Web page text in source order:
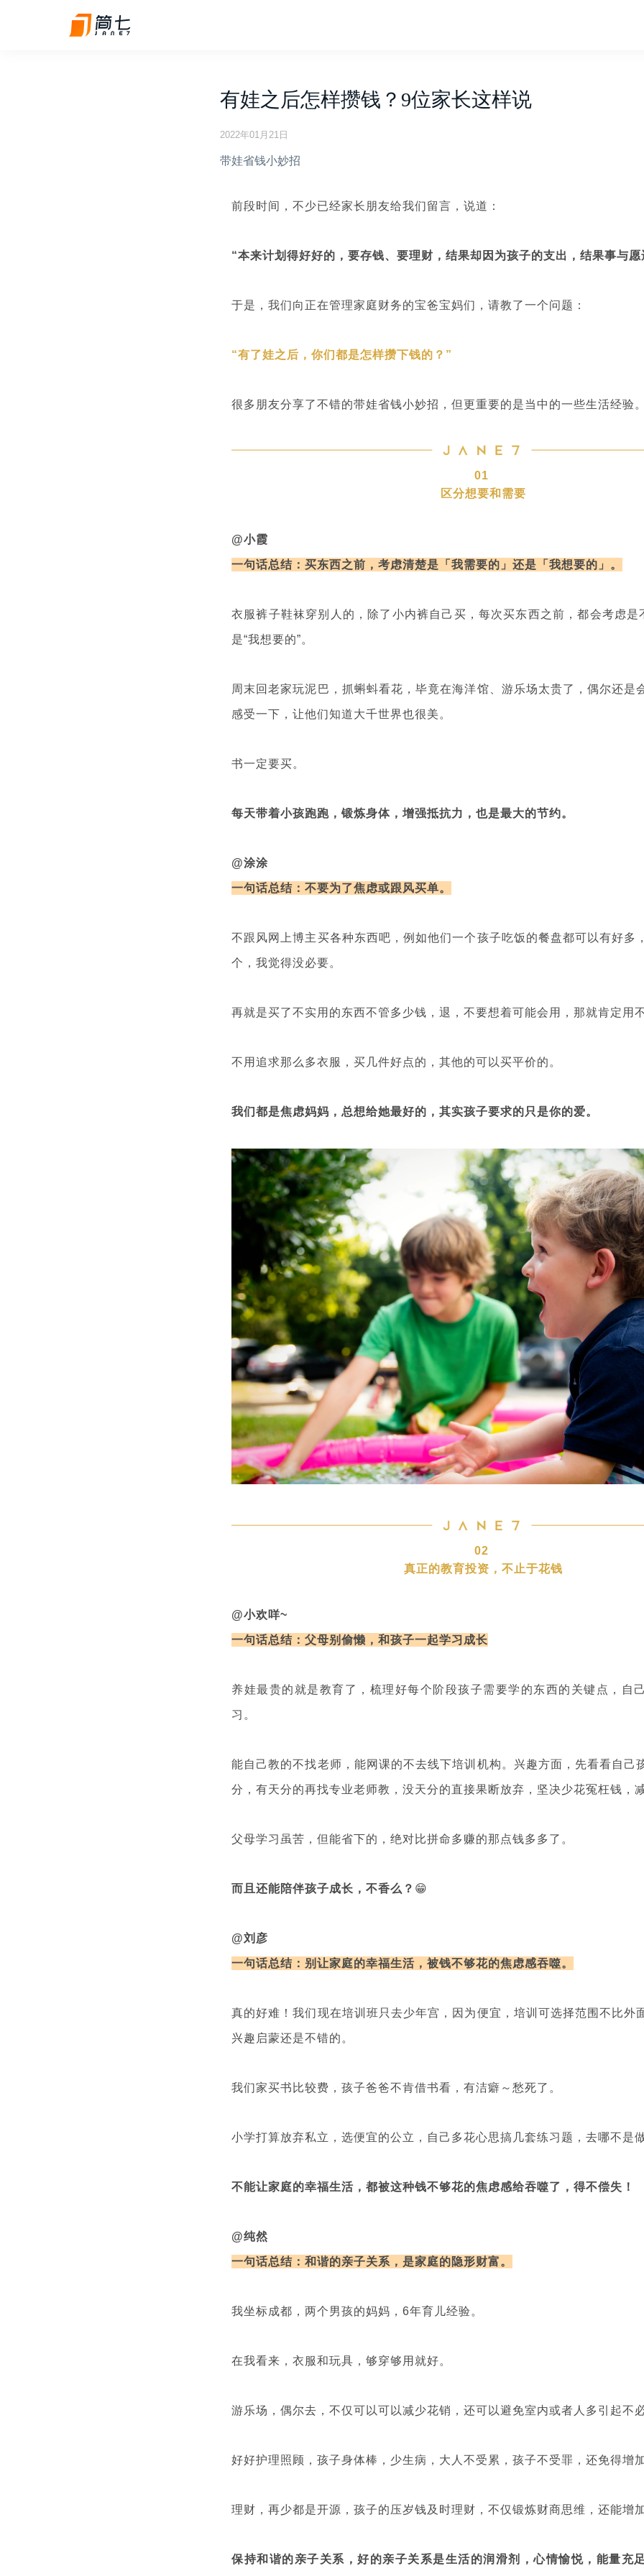
有娃之后怎样攒钱？9位家长这样说
2022年01月21日
带娃省钱小妙招
前段时间，不少已经家长朋友给我们留言，说道：
“本来计划得好好的，要存钱、要理财，结果却因为孩子的支出，结果事与愿
于是，我们向正在管理家庭财务的宝爸宝妈们，请教了一个问题：
“有了娃之后，你们都是怎样攒下钱的？”
很多朋友分享了不错的带娃省钱小妙招，但更重要的是当中的一些生活经验
01
区分想要和需要
@小霞
一句话总结：买东西之前，考虑清楚是「我需要的」还是「我想要的」。
衣服裤子鞋袜穿别人的，除了小内裤自己买，每次买东西之前，都会考虑是
是“我想要的”。
周末回老家玩泥巴，抓蝌蚪看花，毕竟在海洋馆、游乐场太贵了，偶尔还是
感受一下，让他们知道大千世界也很美。
书一定要买。
每天带着小孩跑跑，锻炼身体，增强抵抗力，也是最大的节约。
@涂涂
一句话总结：不要为了焦虑或跟风买单。
不跟风网上博主买各种东西吧，例如他们一个孩子吃饭的餐盘都可以有好多
个，我觉得没必要。
再就是买了不实用的东西不管多少钱，退，不要想着可能会用，那就肯定用
不用追求那么多衣服，买几件好点的，其他的可以买平价的。
我们都是焦虑妈妈，总想给她最好的，其实孩子要求的只是你的爱。
02
真正的教育投资，不止于花钱
@小欢咩~
一句话总结：父母别偷懒，和孩子一起学习成长
养娃最贵的就是教育了，梳理好每个阶段孩子需要学的东西的关键点，自
习。
能自己教的不找老师，能网课的不去线下培训机构。兴趣方面，先看看自己
分，有天分的再找专业老师教，没天分的直接果断放弃，坚决少花冤枉钱，
父母学习虽苦，但能省下的，绝对比拼命多赚的那点钱多多了。
而且还能陪伴孩子成长，不香么？ 😁
@刘彦
一句话总结：别让家庭的幸福生活，被钱不够花的焦虑感吞噬。
真的好难！我们现在培训班只去少年宫，因为便宜，培训可选择范围不比外
兴趣启蒙还是不错的。
我们家买书比较费，孩子爸爸不肯借书看，有洁癖～愁死了。
小学打算放弃私立，选便宜的公立，自己多花心思搞几套练习题，去哪不是
不能让家庭的幸福生活，都被这种钱不够花的焦虑感给吞噬了，得不偿失！
@纯然
一句话总结：和谐的亲子关系，是家庭的隐形财富。
我坐标成都，两个男孩的妈妈，6年育儿经验。
在我看来，衣服和玩具，够穿够用就好。
游乐场，偶尔去，不仅可以可以减少花销，还可以避免室内或者人多引起不
好好护理照顾，孩子身体棒，少生病，大人不受累，孩子不受罪，还免得增
理财，再少都是开源，孩子的压岁钱及时理财，不仅锻炼财商思维，还能增
保持和谐的亲子关系，好的亲子关系是生活的润滑剂，心情愉悦，能量充